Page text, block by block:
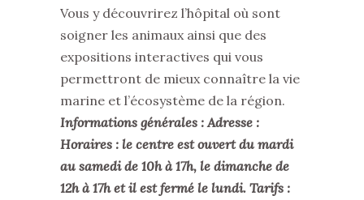
Vous y découvrirez l’hôpital où sont
soigner les animaux ainsi que des
expositions interactives qui vous
permettront de mieux connaître la vie
marine et l’écosystème de la région.
Informations générales : Adresse :
Horaires : le centre est ouvert du mardi
au samedi de 10h à 17h, le dimanche de
12h à 17h et il est fermé le lundi. Tarifs :